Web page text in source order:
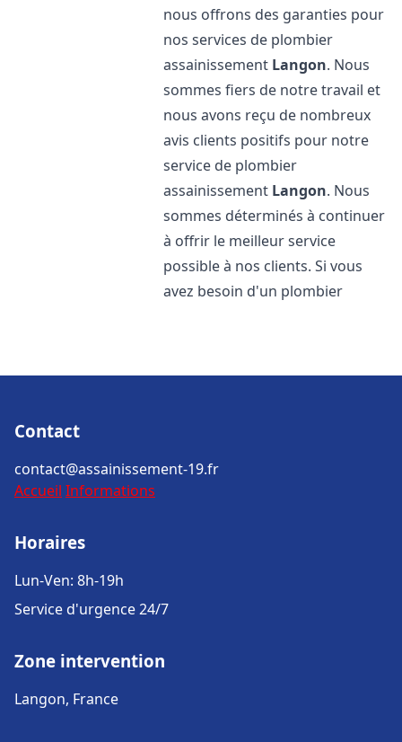
nous offrons des garanties pour
nos services de plombier
assainissement Langon. Nous
sommes fiers de notre travail et
nous avons reçu de nombreux
avis clients positifs pour notre
service de plombier
assainissement Langon. Nous
sommes déterminés à continuer
à offrir le meilleur service
possible à nos clients. Si vous
avez besoin d'un plombier
Contact
contact@assainissement-19.fr
Accueil Informations
Horaires
Lun-Ven: 8h-19h
Service d'urgence 24/7
Zone intervention
Langon, France